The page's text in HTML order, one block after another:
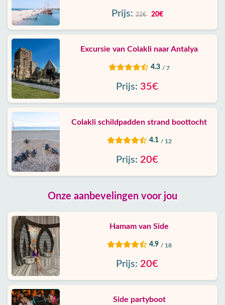
Prijs: 22€ 20€
Excursie van Colakli naar Antalya
4.3 / 7
Prijs: 35€
Colakli schildpadden strand boottocht
4.1 / 12
Prijs: 20€
Onze aanbevelingen voor jou
Hamam van Side
4.9 / 18
Prijs: 20€
Side partyboot